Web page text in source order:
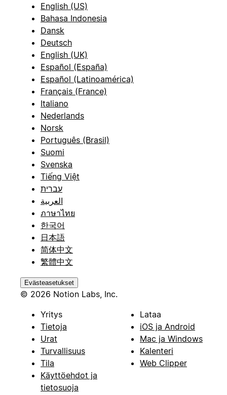
English (US)
Bahasa Indonesia
Dansk
Deutsch
English (UK)
Español (España)
Español (Latinoamérica)
Français (France)
Italiano
Nederlands
Norsk
Português (Brasil)
Suomi
Svenska
Tiếng Việt
עברית
العربية
ภาษาไทย
한국어
日本語
简体中文
繁體中文
Evästeasetukset
© 2026 Notion Labs, Inc.
Yritys
Tietoja
Urat
Turvallisuus
Tila
Käyttöehdot ja
tietosuoja
Lataa
iOS ja Android
Mac ja Windows
Kalenteri
Web Clipper